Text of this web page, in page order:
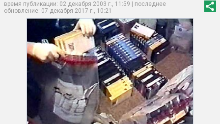
время публикации: 02 декабря 2003 г., 11:59 | последнее
обновление: 07 декабря 2017 г., 10:21